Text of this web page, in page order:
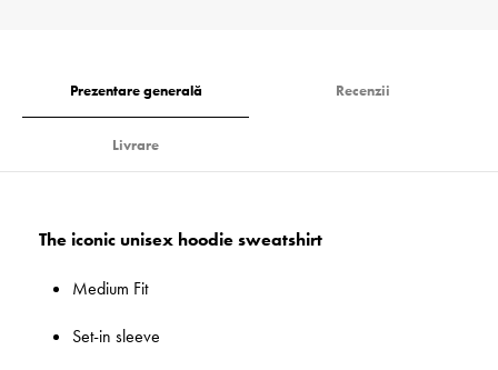
Prezentare generală Recenzii
Livrare
The iconic unisex hoodie sweatshirt
Medium Fit
Set-in sleeve